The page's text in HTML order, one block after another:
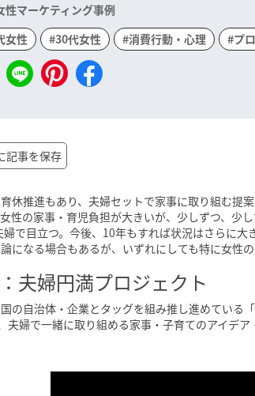
性マーケティング事例
女性 #30代女性 #消費行動・心理 #プ
記事を保存
休推進もあり、夫婦セットで家事に取り組む提
性の家事・育児負担が大きいが、少しずつ、少
で目立つ。今後、10年もすれば状況はさらに
になる場合もあるが、いずれにしても特に女性
夫婦円満プロジェクト
の自治体・企業とタッグを組み推し進めている「
夫婦で一緒に取り組める家事・子育てのアイデ